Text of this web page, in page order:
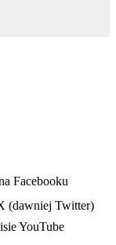
Facebooku
(dawniej Twitter)
YouTube